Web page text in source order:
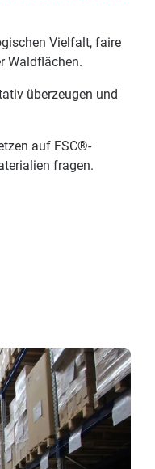
Vielfalt, faire
Waldflächen.
überzeugen und
auf FSC®-
fragen.